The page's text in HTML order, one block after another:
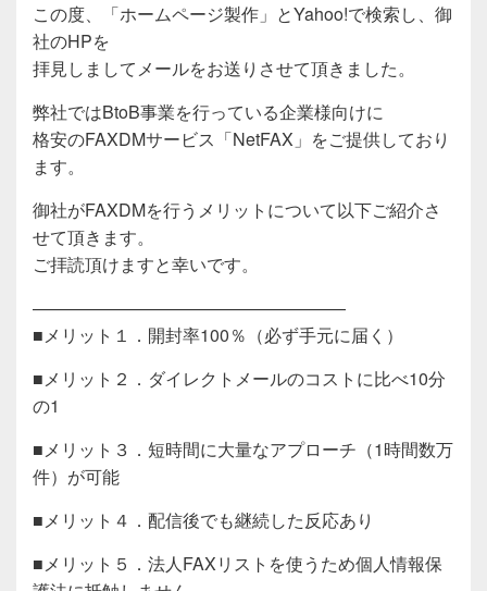
この度、「ホームページ製作」とYahoo!で検索し、御
社のHPを
拝見しましてメールをお送りさせて頂きました。
弊社ではBtoB事業を行っている企業様向けに
格安のFAXDMサービス「NetFAX」をご提供しており
ます。
御社がFAXDMを行うメリットについて以下ご紹介さ
せて頂きます。
ご拝読頂けますと幸いです。
——————————————————
■メリット１．開封率100％（必ず手元に届く）
■メリット２．ダイレクトメールのコストに比べ10分
の1
■メリット３．短時間に大量なアプローチ（1時間数万
件）が可能
■メリット４．配信後でも継続した反応あり
■メリット５．法人FAXリストを使うため個人情報保